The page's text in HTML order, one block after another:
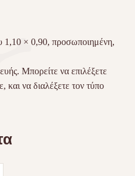
1,10 × 0,90, προσωποιημένη,
Μπορείτε να επιλέξετε
και να διαλέξετε τον τύπο